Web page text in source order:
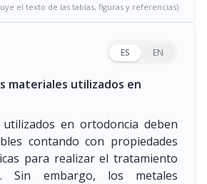
el texto de las tablas, figuras y referencias)
ES EN
materiales utilizados en
en ortodoncia deben
contando con propiedades
para realizar el tratamiento
Sin embargo, los metales